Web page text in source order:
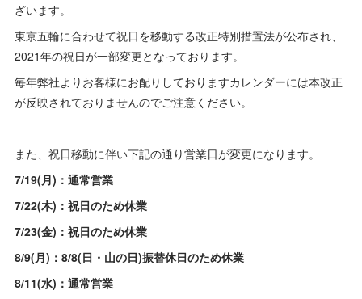
ざいます。
東京五輪に合わせて祝日を移動する改正特別措置法が公布され、
2021年の祝日が一部変更となっております。
毎年弊社よりお客様にお配りしておりますカレンダーには本改正
が反映されておりませんのでご注意ください。
また、祝日移動に伴い下記の通り営業日が変更になります。
7/19(月)：通常営業
7/22(木)：祝日のため休業
7/23(金)：祝日のため休業
8/9(月)：8/8(日・山の日)振替休日のため休業
8/11(水)：通常営業